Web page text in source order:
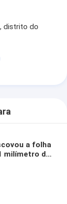
distrito do
a folha
milímetro de